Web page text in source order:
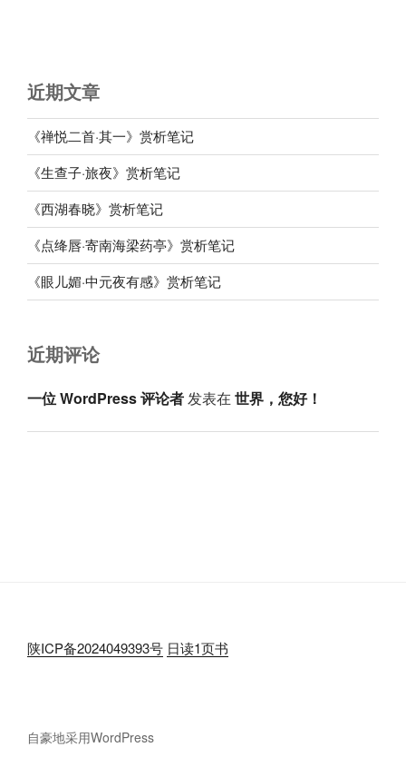
近期文章
《禅悦二首·其一》赏析笔记
《生查子·旅夜》赏析笔记
《西湖春晓》赏析笔记
《点绛唇·寄南海梁药亭》赏析笔记
《眼儿媚·中元夜有感》赏析笔记
近期评论
一位 WordPress 评论者发表在 世界，您好！
陕ICP备2024049393号 日读1页书
自豪地采用WordPress